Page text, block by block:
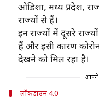
ओडिशा, मध्य प्रदेश,
राज्यों से हैं।
इन राज्यों में दूसरे
हैं और इसी कारण
देखने को मिल रहा है।
आपने
लॉकडाउन 4.0